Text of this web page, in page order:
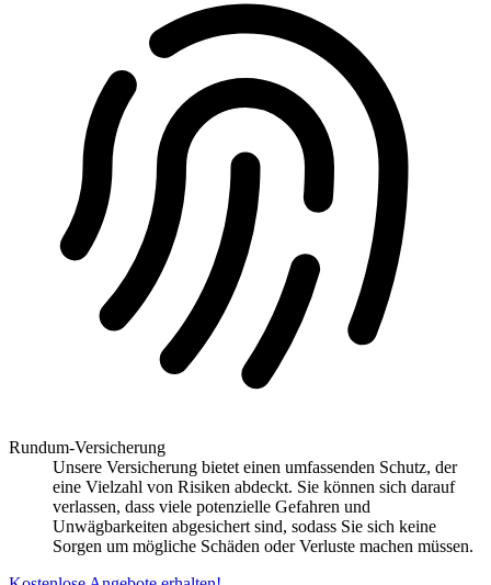
Rundum-Versicherung
Unsere Versicherung bietet einen umfassenden Schutz, der
eine Vielzahl von Risiken abdeckt. Sie können sich darauf
verlassen, dass viele potenzielle Gefahren und
Unwägbarkeiten abgesichert sind, sodass Sie sich keine
Sorgen um mögliche Schäden oder Verluste machen müssen.